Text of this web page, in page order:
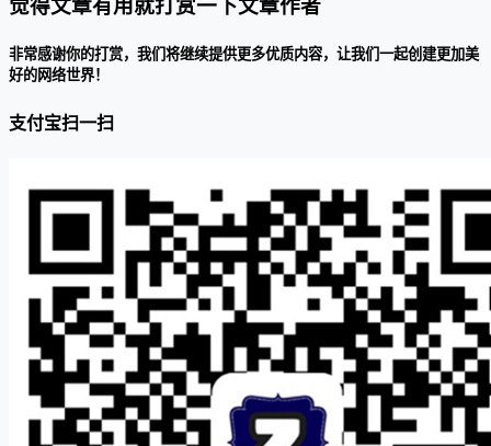
觉得文章有用就打赏一下文章作者
非常感谢你的打赏，我们将继续提供更多优质内容，让我们一起创建更加美
好的网络世界！
支付宝扫一扫